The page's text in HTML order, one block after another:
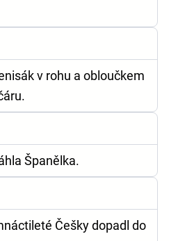
v rohu a obloučkem
Španělka.
Češky dopadl do